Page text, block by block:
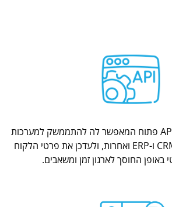
PB Digital מספקת API פתוח המאפשר לה להתממשק למערכות
הליבה הארגוניות – CRM ו-ERP ואחרות, ולעדכן את פרטי הלקוח
באופן החוסך לארגון זמן ומשאבים.